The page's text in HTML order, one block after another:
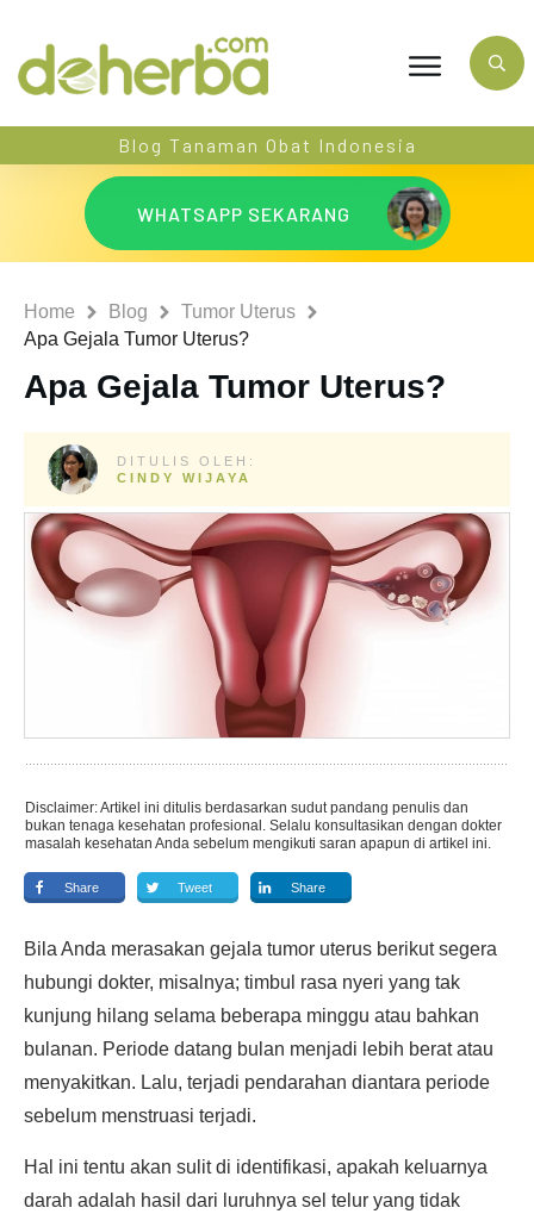
Blog Tanaman Obat Indonesia
WHATSAPP SEKARANG
Home Blog
Tumor Uterus
Apa Gejala Tumor Uterus?
Apa Gejala Tumor Uterus?
DITULIS OLEH:
CINDY WIJAYA
Disclaimer: Artikel ini ditulis berdasarkan sudut pandang penulis dan
bukan tenaga kesehatan profesional. Selalu konsultasikan dengan dokter
masalah kesehatan Anda sebelum mengikuti saran apapun di artikel ini.
Share Tweet Share
Bila Anda merasakan gejala tumor uterus berikut segera
hubungi dokter, misalnya; timbul rasa nyeri yang tak
kunjung hilang selama beberapa minggu atau bahkan
bulanan. Periode datang bulan menjadi lebih berat atau
menyakitkan. Lalu, terjadi pendarahan diantara periode
sebelum menstruasi terjadi.
Hal ini tentu akan sulit di identifikasi, apakah keluarnya
darah adalah hasil dari luruhnya sel telur yang tidak